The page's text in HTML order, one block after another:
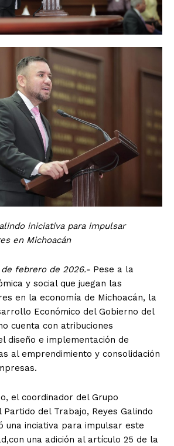
iniciativa para impulsar
en Michoacán
febrero de 2026.- Pese a la
y social que juegan las
en la economía de Michoacán, la
Económico del Gobierno del
cuenta con atribuciones
diseño e implementación de
al emprendimiento y consolidación
el coordinador del Grupo
del Trabajo, Reyes Galindo
una inciativa para impulsar este
una adición al artículo 25 de la